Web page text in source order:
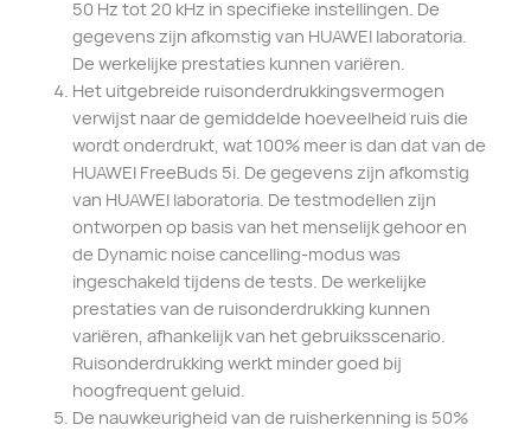
50 Hz tot 20 kHz in specifieke instellingen. De
gegevens zijn afkomstig van HUAWEI laboratoria.
De werkelijke prestaties kunnen variëren.
Het uitgebreide ruisonderdrukkingsvermogen
verwijst naar de gemiddelde hoeveelheid ruis die
wordt onderdrukt, wat 100% meer is dan dat van de
HUAWEI FreeBuds 5i. De gegevens zijn afkomstig
van HUAWEI laboratoria. De testmodellen zijn
ontworpen op basis van het menselijk gehoor en
de Dynamic noise cancelling-modus was
ingeschakeld tijdens de tests. De werkelijke
prestaties van de ruisonderdrukking kunnen
variëren, afhankelijk van het gebruiksscenario.
Ruisonderdrukking werkt minder goed bij
hoogfrequent geluid.
De nauwkeurigheid van de ruisherkenning is 50%